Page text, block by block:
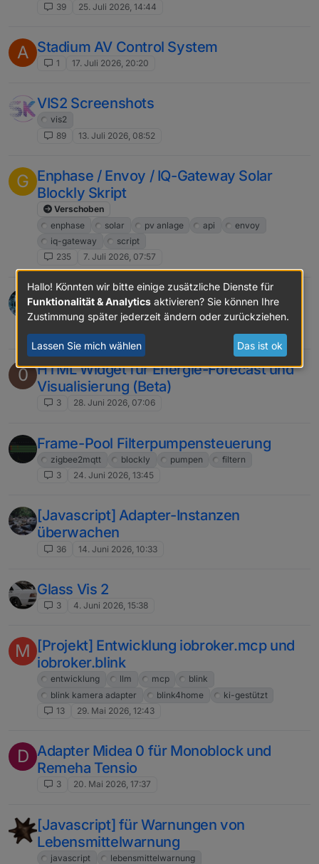
39 25. Juli 2026, 14:44
A Stadium AV Control System
1 17. Juli 2026, 20:20
VIS2 Screenshots
vis2
89
13. Juli 2026, 08:52
G Enphase / Envoy / IQ-Gateway Solar
Blockly Skript
Verschoben
enphase
solar pv anlage api
envoy
iq-gateway
script
235
7. Juli 2026, 07:57
Web-UI für InfluxDB V2
influx influxdb gui
web-oberfläche
0 HTML Widget für Energie-Forecast und
Visualisierung (Beta)
3 28. Juni 2026, 07:06
Frame-Pool Filterpumpensteuerung
zigbee2mqtt blockly pumpen
filtern
3
24. Juni 2026, 13:45
[Javascript] Adapter-Instanzen
überwachen
36 14. Juni 2026, 10:33
Glass Vis 2
3 4. Juni 2026, 15:38
M [Projekt] Entwicklung iobroker.mcp und
iobroker.blink
entwicklung llm mcp
blink
blink kamera adapter
blink4home
ki-gestützt
13
29. Mai 2026, 12:43
D Adapter Midea 0 für Monoblock und
Remeha Tensio
3 20. Mai 2026, 17:37
[Javascript] für Warnungen von
Lebensmittelwarnung
javascript lebensmittelwarnung
Hallo! Könnten wir bitte einige zusätzliche Dienste für
Funktionalität & Analytics aktivieren? Sie können Ihre
Zustimmung später jederzeit ändern oder zurückziehen.
Lassen Sie mich wählen Das ist ok